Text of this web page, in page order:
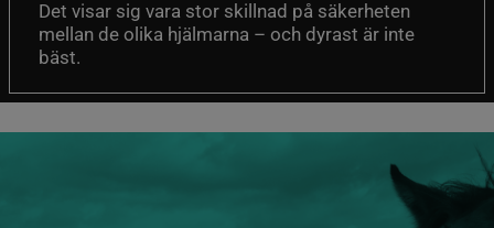
Det visar sig vara stor skillnad på säkerheten
mellan de olika hjälmarna – och dyrast är inte
bäst.